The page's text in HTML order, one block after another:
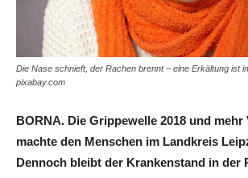
Die Nase schnieft, der Rachen brennt – eine Erkältung ist
pixabay.com
BORNA. Die Grippewelle 2018 und mehr
machte den Menschen im Landkreis
Dennoch bleibt der Krankenstand in der